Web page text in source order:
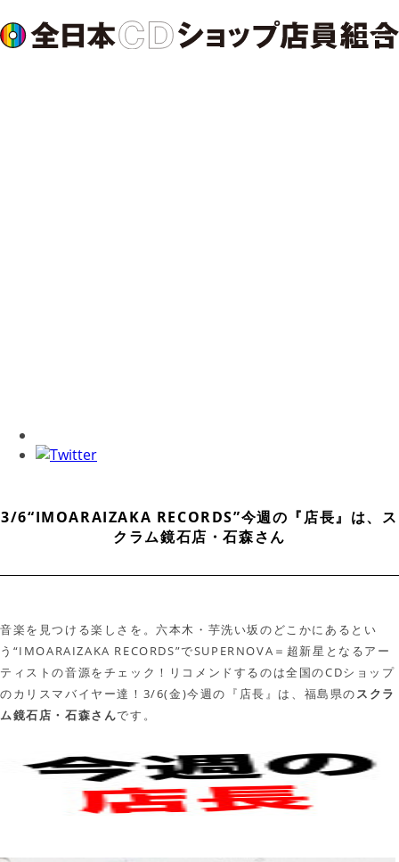
3/6“IMOARAIZAKA RECORDS”今週の『店長』は、ス
クラム鏡石店・石森さん
音楽を見つける楽しさを。六本木・芋洗い坂のどこかにあるとい
う“IMOARAIZAKA RECORDS”でSUPERNOVA＝超新星となるアー
ティストの音源をチェック！リコメンドするのは全国のCDショップ
のカリスマバイヤー達！3/6(金)今週の『店長』は、福島県のスクラ
ム鏡石店・石森さんです。